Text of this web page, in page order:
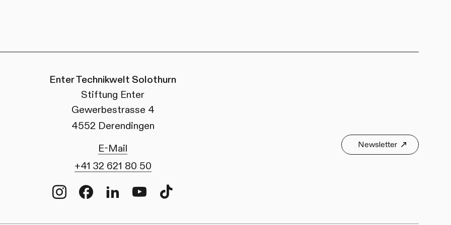
Enter Technikwelt Solothurn
Stiftung Enter
Gewerbestrasse 4
4552 Derendingen
E-Mail
+41 32 621 80 50
Newsletter